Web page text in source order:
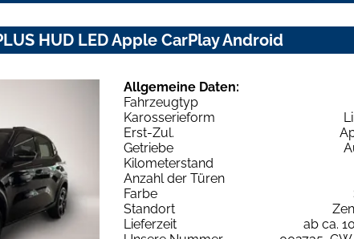
HUD LED Apple CarPlay Android
Allgemeine Daten:
Fahrzeugtyp
Karosserieform
Erst-Zul.
Getriebe
Kilometerstand
Anzahl der Türen
Farbe
Standort
Lieferzeit
ab ca.